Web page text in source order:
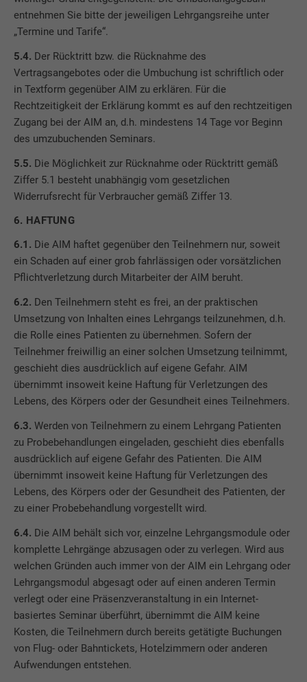
entnehmen Sie bitte der jeweiligen Lehrgangsreihe unter
„Termine und Tarife“.
5.4. Der Rücktritt bzw. die Rücknahme des
Vertragsangebotes oder die Umbuchung ist schriftlich oder
in Textform gegenüber AIM zu erklären. Für die
Rechtzeitigkeit der Erklärung kommt es auf den rechtzeitigen
Zugang bei der AIM an, d.h. mindestens 14 Tage vor Beginn
des umzubuchenden Seminars.
5.5. Die Möglichkeit zur Rücknahme oder Rücktritt gemäß
Ziffer 5.1 besteht unabhängig vom gesetzlichen
Widerrufsrecht für Verbraucher gemäß Ziffer 13.
6. HAFTUNG
6.1. Die AIM haftet gegenüber den Teilnehmern nur, soweit
ein Schaden auf einer grob fahrlässigen oder vorsätzlichen
Pflichtverletzung durch Mitarbeiter der AIM beruht.
6.2. Den Teilnehmern steht es frei, an der praktischen
Umsetzung von Inhalten eines Lehrgangs teilzunehmen, d.h.
die Rolle eines Patienten zu übernehmen. Sofern der
Teilnehmer freiwillig an einer solchen Umsetzung teilnimmt,
geschieht dies ausdrücklich auf eigene Gefahr. AIM
übernimmt insoweit keine Haftung für Verletzungen des
Lebens, des Körpers oder der Gesundheit eines Teilnehmers.
6.3. Werden von Teilnehmern zu einem Lehrgang Patienten
zu Probebehandlungen eingeladen, geschieht dies ebenfalls
ausdrücklich auf eigene Gefahr des Patienten. Die AIM
übernimmt insoweit keine Haftung für Verletzungen des
Lebens, des Körpers oder der Gesundheit des Patienten, der
zu einer Probebehandlung vorgestellt wird.
6.4. Die AIM behält sich vor, einzelne Lehrgangsmodule oder
komplette Lehrgänge abzusagen oder zu verlegen. Wird aus
welchen Gründen auch immer von der AIM ein Lehrgang oder
Lehrgangsmodul abgesagt oder auf einen anderen Termin
verlegt oder eine Präsenzveranstaltung in ein Internet-
basiertes Seminar überführt, übernimmt die AIM keine
Kosten, die Teilnehmern durch bereits getätigte Buchungen
von Flug- oder Bahntickets, Hotelzimmern oder anderen
Aufwendungen entstehen.